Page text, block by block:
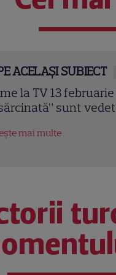
ACELAȘI SUBIECT
(2007). Ray
epică a
mai multe